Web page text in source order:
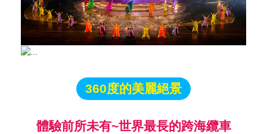
360度的美麗絕景
體驗前所未有~世界最長的跨海纜車